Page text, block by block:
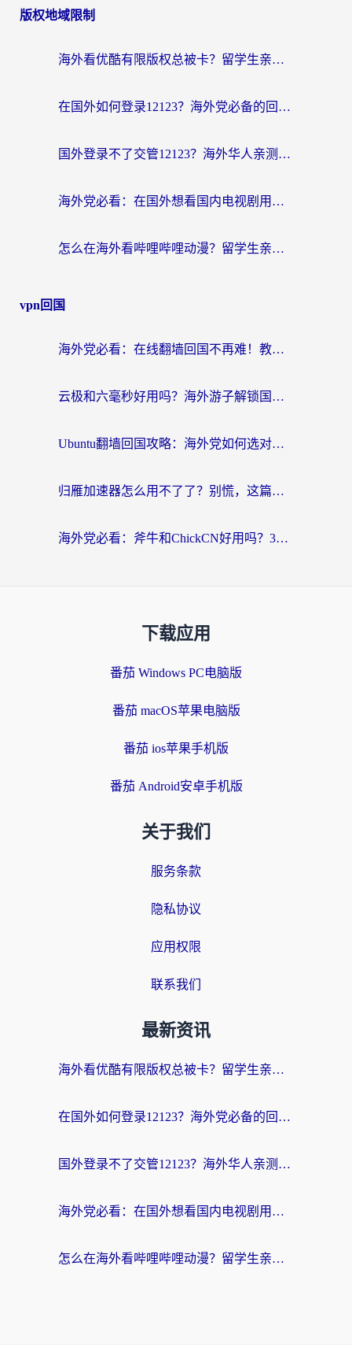
版权地域限制
海外看优酷有限版权总被卡？留学生亲测有效的回国加速器选择指南
在国外如何登录12123？海外党必备的回国加速实用指南
国外登录不了交管12123？海外华人亲测有效的回国加速器选择指南
海外党必看：在国外想看国内电视剧用什么软件？3步解决地域限制
怎么在海外看哔哩哔哩动漫？留学生亲测有效的回国加速方案
vpn回国
海外党必看：在线翻墙回国不再难！教你选对加速器无缝刷国内资源
云极和六毫秒好用吗？海外游子解锁国内资源的真实答案
Ubuntu翻墙回国攻略：海外党如何选对加速器，无缝刷国内剧玩游戏？
归雁加速器怎么用不了了？别慌，这篇指南教你如何丝滑“回家”
海外党必看：斧牛和ChickCN好用吗？3款热门加速器实测+番茄加速器深度体验
下载应用
番茄 Windows PC电脑版
番茄 macOS苹果电脑版
番茄 ios苹果手机版
番茄 Android安卓手机版
关于我们
服务条款
隐私协议
应用权限
联系我们
最新资讯
海外看优酷有限版权总被卡？留学生亲测有效的回国加速器选择指南
在国外如何登录12123？海外党必备的回国加速实用指南
国外登录不了交管12123？海外华人亲测有效的回国加速器选择指南
海外党必看：在国外想看国内电视剧用什么软件？3步解决地域限制
怎么在海外看哔哩哔哩动漫？留学生亲测有效的回国加速方案